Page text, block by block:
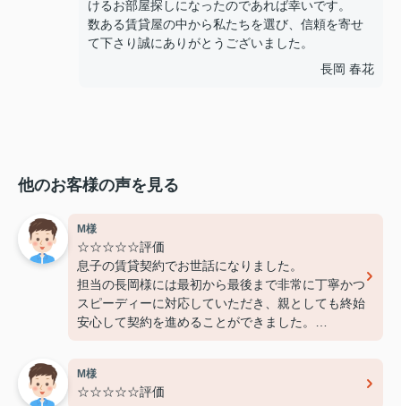
けるお部屋探しになったのであれば幸いです。
数ある賃貸屋の中から私たちを選び、信頼を寄せ
て下さり誠にありがとうございました。
長岡 春花
他のお客様の声を見る
M様
☆☆☆☆☆評価
息子の賃貸契約でお世話になりました。
担当の長岡様には最初から最後まで非常に丁寧かつ
スピーディーに対応していただき、親としても終始
安心して契約を進めることができました。
また機会があればぜひ利用させていただきたいと思
います。本当にありがとうございました！
M様
☆☆☆☆☆評価